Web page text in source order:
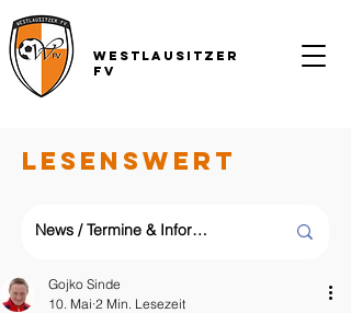
Westlausitzer
FV
LESENSWERT
Gojko Sinde
10. Mai 2 Min. Lesezeit